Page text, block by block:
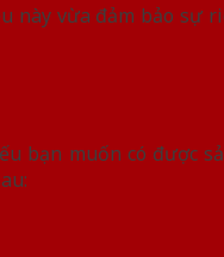
này vừa đảm bảo sự
bạn muốn có được